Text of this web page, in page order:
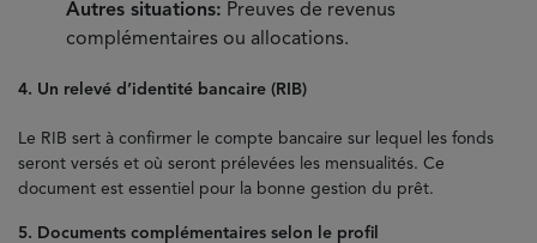
Autres situations: Preuves de revenus
complémentaires ou allocations.
4. Un relevé d’identité bancaire (RIB)
Le RIB sert à confirmer le compte bancaire sur lequel les fonds
seront versés et où seront prélevées les mensualités. Ce
document est essentiel pour la bonne gestion du prêt.
5. Documents complémentaires selon le profil